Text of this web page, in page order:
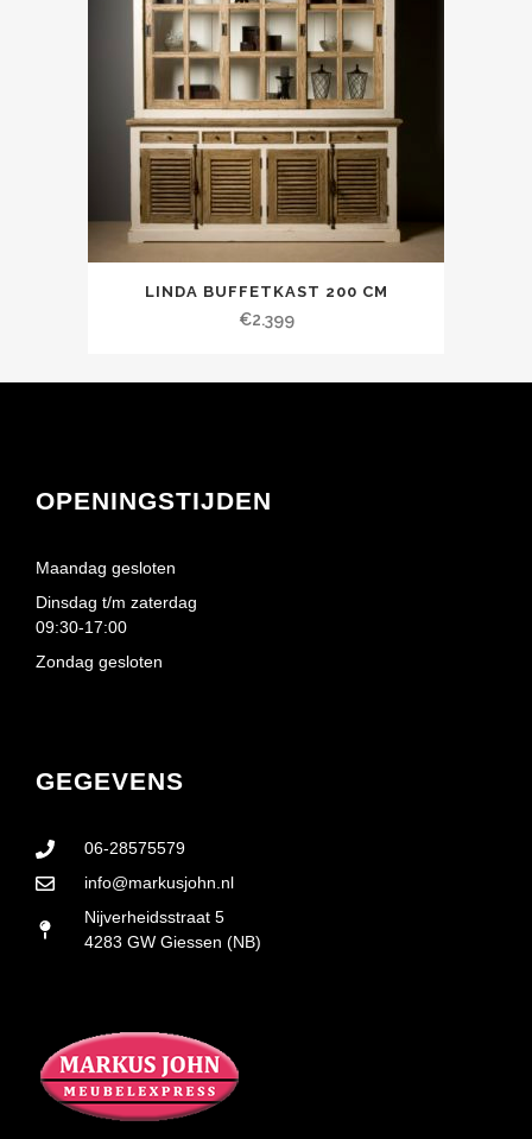
LINDA BUFFETKAST 200 CM
€2.399
GEGEVENS
06-28575579
info@markusjohn.nl
Nijverheidsstraat 5
4283 GW Giessen (NB)
OPENINGSTIJDEN
Maandag gesloten
Dinsdag t/m zaterdag
09:30-17:00
Zondag gesloten